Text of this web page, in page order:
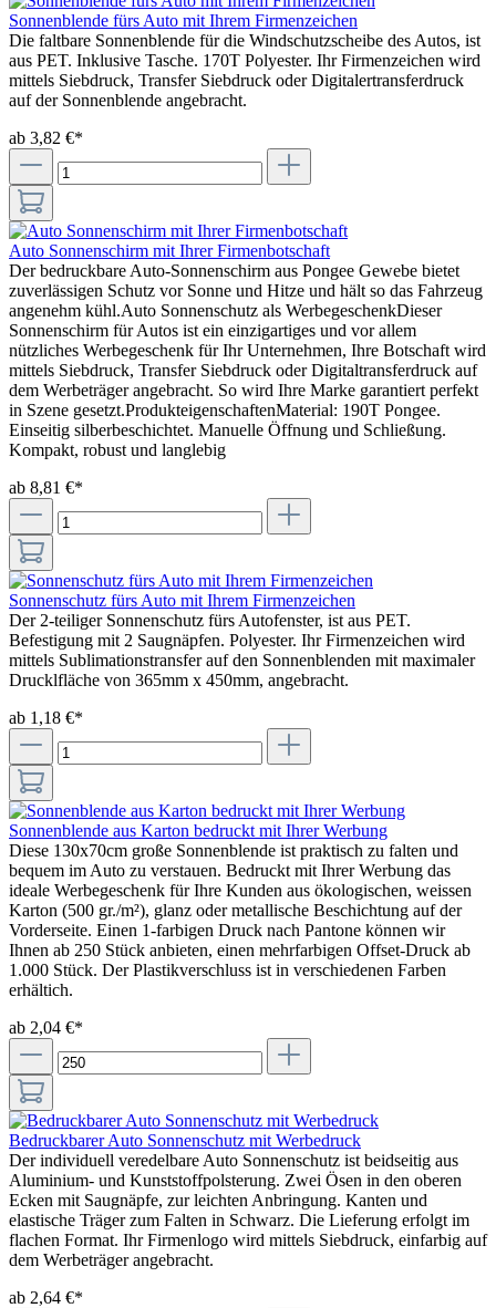
Sonnenblende fürs Auto mit Ihrem Firmenzeichen
Die faltbare Sonnenblende für die Windschutzscheibe des Autos, ist
aus PET. Inklusive Tasche. 170T Polyester. Ihr Firmenzeichen wird
mittels Siebdruck, Transfer Siebdruck oder Digitalertransferdruck
auf der Sonnenblende angebracht.
ab 3,82 €*
Auto Sonnenschirm mit Ihrer Firmenbotschaft
Der bedruckbare Auto-Sonnenschirm aus Pongee Gewebe bietet
zuverlässigen Schutz vor Sonne und Hitze und hält so das Fahrzeug
angenehm kühl.Auto Sonnenschutz als WerbegeschenkDieser
Sonnenschirm für Autos ist ein einzigartiges und vor allem
nützliches Werbegeschenk für Ihr Unternehmen, Ihre Botschaft wird
mittels Siebdruck, Transfer Siebdruck oder Digitaltransferdruck auf
dem Werbeträger angebracht. So wird Ihre Marke garantiert perfekt
in Szene gesetzt.ProdukteigenschaftenMaterial: 190T Pongee.
Einseitig silberbeschichtet. Manuelle Öffnung und Schließung.
Kompakt, robust und langlebig
ab 8,81 €*
Sonnenschutz fürs Auto mit Ihrem Firmenzeichen
Der 2-teiliger Sonnenschutz fürs Autofenster, ist aus PET.
Befestigung mit 2 Saugnäpfen. Polyester. Ihr Firmenzeichen wird
mittels Sublimationstransfer auf den Sonnenblenden mit maximaler
Drucklfläche von 365mm x 450mm, angebracht.
ab 1,18 €*
Sonnenblende aus Karton bedruckt mit Ihrer Werbung
Diese 130x70cm große Sonnenblende ist praktisch zu falten und
bequem im Auto zu verstauen. Bedruckt mit Ihrer Werbung das
ideale Werbegeschenk für Ihre Kunden aus ökologischen, weissen
Karton (500 gr./m²), glanz oder metallische Beschichtung auf der
Vorderseite. Einen 1-farbigen Druck nach Pantone können wir
Ihnen ab 250 Stück anbieten, einen mehrfarbigen Offset-Druck ab
1.000 Stück. Der Plastikverschluss ist in verschiedenen Farben
erhältich.
ab 2,04 €*
Bedruckbarer Auto Sonnenschutz mit Werbedruck
Der individuell veredelbare Auto Sonnenschutz ist beidseitig aus
Aluminium- und Kunststoffpolsterung. Zwei Ösen in den oberen
Ecken mit Saugnäpfe, zur leichten Anbringung. Kanten und
elastische Träger zum Falten in Schwarz. Die Lieferung erfolgt im
flachen Format. Ihr Firmenlogo wird mittels Siebdruck, einfarbig auf
dem Werbeträger angebracht.
ab 2,64 €*